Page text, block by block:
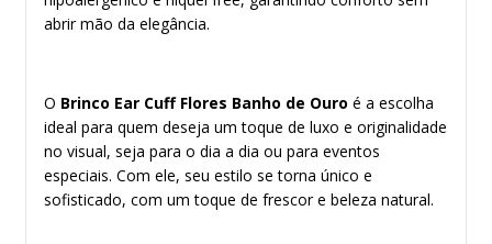
abrir mão da elegância.
O Brinco Ear Cuff Flores Banho de Ouro é a escolha
ideal para quem deseja um toque de luxo e originalidade
no visual, seja para o dia a dia ou para eventos
especiais. Com ele, seu estilo se torna único e
sofisticado, com um toque de frescor e beleza natural.